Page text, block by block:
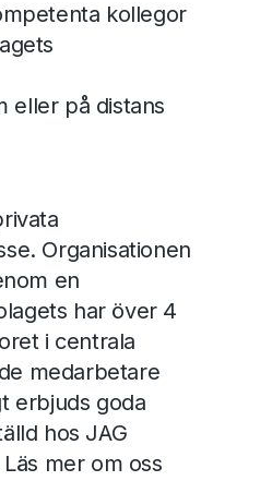
kollegor
eller på distans
Organisationen
en
har över 4
i centrala
medarbetare
erbjuds goda
hos JAG
mer om oss